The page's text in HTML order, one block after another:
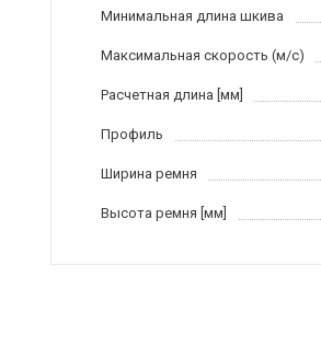
Минимальная длина шкива
Максимальная скорость (м/c)
Расчетная длина [мм]
Профиль
Ширина ремня
Высота ремня [мм]